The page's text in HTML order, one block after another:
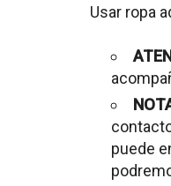
Usar ropa
puede